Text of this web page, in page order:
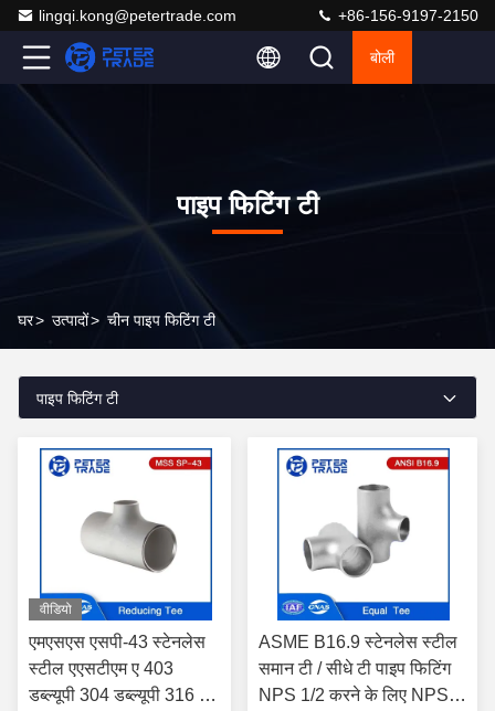
lingqi.kong@petertrade.com +86-156-9197-2150
बोली
पाइप फिटिंग टी
घर> उत्पादों> चीन पाइप फिटिंग टी
पाइप फिटिंग टी
वीडियो
एमएसएस एसपी-43 स्टेनलेस
स्टील एएसटीएम ए 403
डब्ल्यूपी 304 डब्ल्यूपी 316 बट
ASME B16.9 स्टेनलेस स्टील
समान टी / सीधे टी पाइप फिटिंग
NPS 1/2 करने के लिए NPS